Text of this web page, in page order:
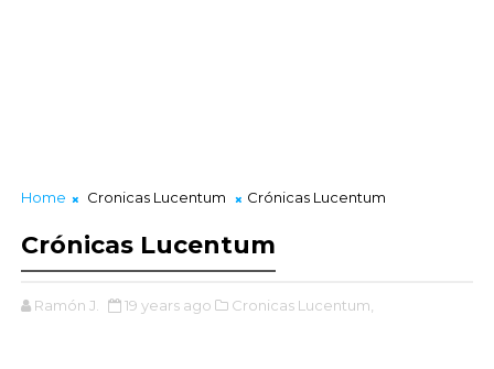
Home Cronicas Lucentum Crónicas Lucentum
Crónicas Lucentum
Ramón J. 19 years ago Cronicas Lucentum,